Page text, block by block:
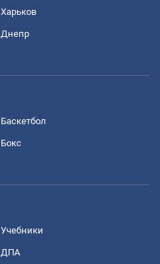
Харьков
Днепр
Баскетбол
Бокс
Учебники
ДПА